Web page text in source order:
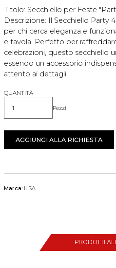
Titolo: Secchiello per Feste
Descrizione: Il Secchiello Party
per chi cerca eleganza e
e tavola. Perfetto per
celebrazioni, questo secchiello
essendo un accessorio
attento ai dettagli.
QUANTITÀ
Quantità Pezzi
AGGIUNGI ALLA RICHIESTA
Marca: ILSA
PRODOTTI